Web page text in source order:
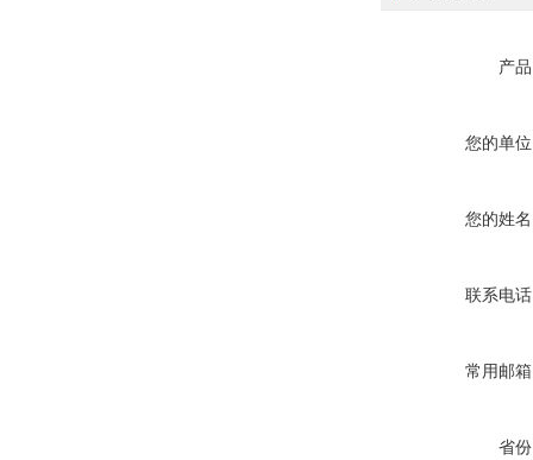
产
您的单
您的姓
联系电
常用邮
省